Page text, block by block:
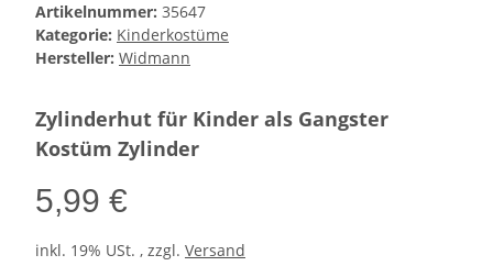
Artikelnummer: 35647
Kategorie: Kinderkostüme
Hersteller: Widmann
Zylinderhut für Kinder als Gangster
Kostüm Zylinder
5,99 €
inkl. 19% USt. , zzgl. Versand